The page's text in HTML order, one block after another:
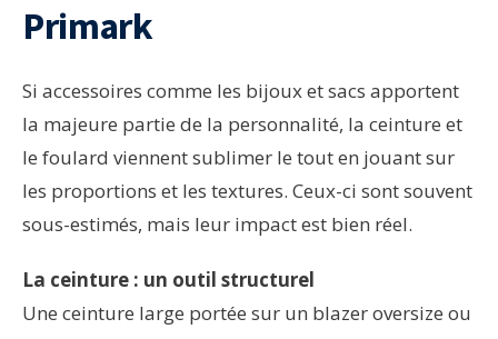
Primark
Si accessoires comme les bijoux et sacs apportent
la majeure partie de la personnalité, la ceinture et
le foulard viennent sublimer le tout en jouant sur
les proportions et les textures. Ceux-ci sont souvent
sous-estimés, mais leur impact est bien réel.
La ceinture : un outil structurel
Une ceinture large portée sur un blazer oversize ou